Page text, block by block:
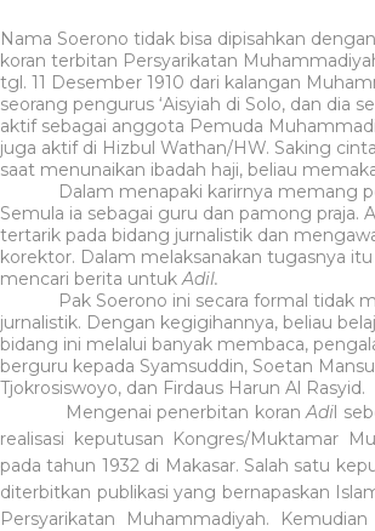
Nama Soerono tidak bisa dipisahkan
koran terbitan Persyarikatan
tgl. 11 Desember 1910 dari kalangan
seorang pengurus ‘Aisyiah di Solo, dan dia
aktif sebagai anggota Pemuda
juga aktif di Hizbul Wathan/HW. Saking
saat menunaikan ibadah haji, beliau
Dalam menapaki karirnya memang
Semula ia sebagai guru dan pamong praja.
tertarik pada bidang jurnalistik dan
korektor. Dalam melaksanakan tugasnya
mencari berita untuk Adil.
Pak Soerono ini secara formal tidak
jurnalistik. Dengan kegigihannya, beliau
bidang ini melalui banyak membaca,
berguru kepada Syamsuddin, Soetan
Tjokrosiswoyo, dan Firdaus Harun Al Rasyid.
Mengenai penerbitan koranAdil
realisasi keputusan Kongres/Muktamar
pada tahun 1932 di Makasar. Salah satu
diterbitkan publikasi yang bernapaskan
Persyarikatan Muhammadiyah.